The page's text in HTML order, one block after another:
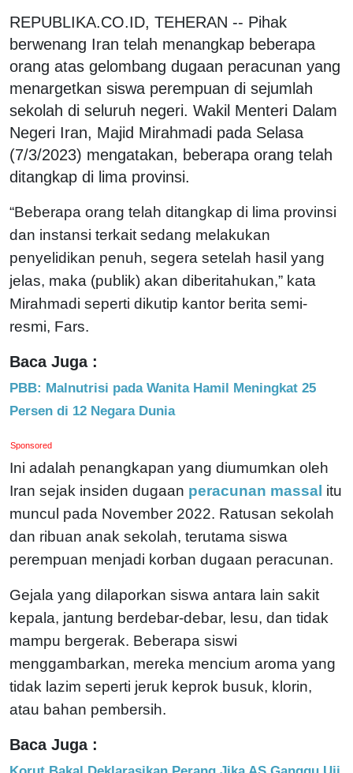
REPUBLIKA.CO.ID, TEHERAN -- Pihak
berwenang Iran telah menangkap beberapa
orang atas gelombang dugaan peracunan yang
menargetkan siswa perempuan di sejumlah
sekolah di seluruh negeri. Wakil Menteri Dalam
Negeri Iran, Majid Mirahmadi pada Selasa
(7/3/2023) mengatakan, beberapa orang telah
ditangkap di lima provinsi.
“Beberapa orang telah ditangkap di lima provinsi
dan instansi terkait sedang melakukan
penyelidikan penuh, segera setelah hasil yang
jelas, maka (publik) akan diberitahukan,” kata
Mirahmadi seperti dikutip kantor berita semi-
resmi, Fars.
Baca Juga :
PBB: Malnutrisi pada Wanita Hamil Meningkat 25
Persen di 12 Negara Dunia
Sponsored
Ini adalah penangkapan yang diumumkan oleh
Iran sejak insiden dugaan peracunan massal itu
muncul pada November 2022. Ratusan sekolah
dan ribuan anak sekolah, terutama siswa
perempuan menjadi korban dugaan peracunan.
Gejala yang dilaporkan siswa antara lain sakit
kepala, jantung berdebar-debar, lesu, dan tidak
mampu bergerak. Beberapa siswi
menggambarkan, mereka mencium aroma yang
tidak lazim seperti jeruk keprok busuk, klorin,
atau bahan pembersih.
Baca Juga :